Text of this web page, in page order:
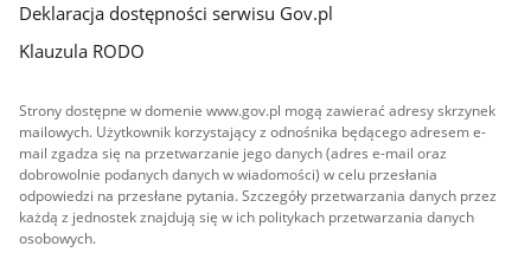
Deklaracja dostępności serwisu Gov.pl
Klauzula RODO
Strony dostępne w domenie www.gov.pl mogą zawierać adresy skrzynek
mailowych. Użytkownik korzystający z odnośnika będącego adresem e-
mail zgadza się na przetwarzanie jego danych (adres e-mail oraz
dobrowolnie podanych danych w wiadomości) w celu przesłania
odpowiedzi na przesłane pytania. Szczegóły przetwarzania danych przez
każdą z jednostek znajdują się w ich politykach przetwarzania danych
osobowych.